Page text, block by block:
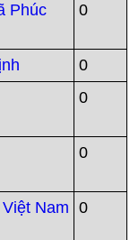
Phúc
0
0
0
0
Nam
0